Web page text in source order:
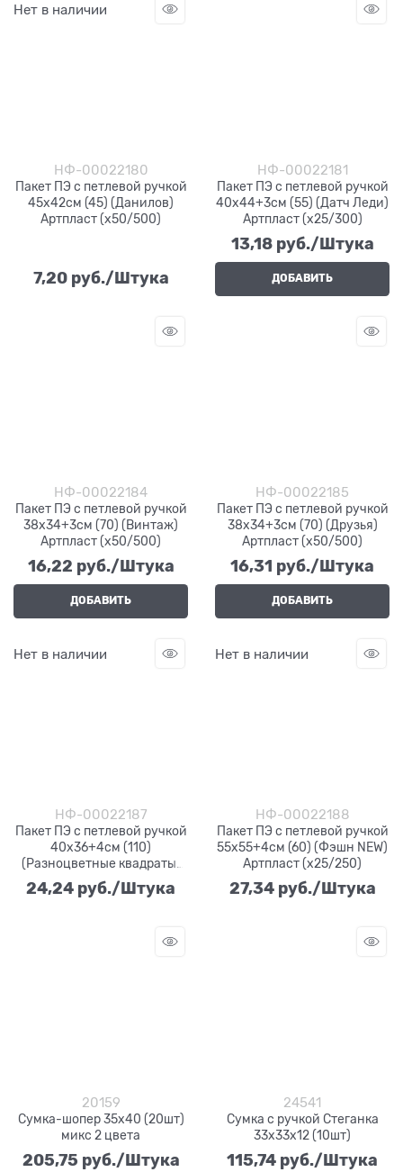
Нет в наличии
НФ-00022180
Пакет ПЭ с петлевой ручкой
45х42см (45) (Данилов)
Артпласт (х50/500)
7,20 руб./Штука
НФ-00022181
Пакет ПЭ с петлевой ручкой
40х44+3см (55) (Датч Леди)
Артпласт (х25/300)
13,18 руб./Штука
ДОБАВИТЬ
НФ-00022184
Пакет ПЭ с петлевой ручкой
38х34+3см (70) (Винтаж)
Артпласт (х50/500)
16,22 руб./Штука
ДОБАВИТЬ
НФ-00022185
Пакет ПЭ с петлевой ручкой
38х34+3см (70) (Друзья)
Артпласт (х50/500)
16,31 руб./Штука
ДОБАВИТЬ
Нет в наличии
НФ-00022187
Пакет ПЭ с петлевой ручкой
40х36+4см (110)
(Разноцветные квадраты)
Артпласт (х25/350)
24,24 руб./Штука
Нет в наличии
НФ-00022188
Пакет ПЭ с петлевой ручкой
55х55+4см (60) (Фэшн NEW)
Артпласт (х25/250)
27,34 руб./Штука
20159
Сумка-шопер 35х40 (20шт)
микс 2 цвета
205,75 руб./Штука
24541
Сумка с ручкой Стеганка
33х33х12 (10шт)
115,74 руб./Штука